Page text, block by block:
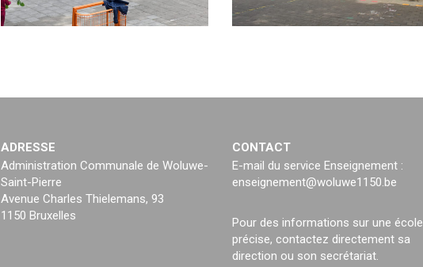
ADRESSE
Administration Communale de Woluwe-
Saint-Pierre
Avenue Charles Thielemans, 93
1150 Bruxelles
CONTACT
E-mail du service Enseignement :
enseignement@woluwe1150.be
Pour des informations sur une école
précise, contactez directement sa
direction ou son secrétariat.